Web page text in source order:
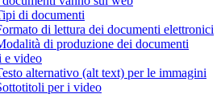
di documenti
di lettura dei documenti elettronici
di produzione dei documenti
e video
alternativo (alt text) per le immagini
per i video